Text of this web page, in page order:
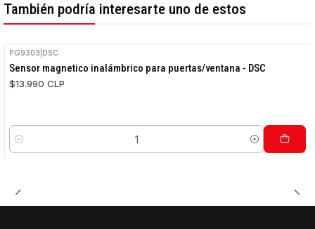
También podría interesarte uno de estos
PG9303 DSC
Sensor magnetico inalámbrico para puertas/ventana - DSC
$13.990 CLP
Cantidad